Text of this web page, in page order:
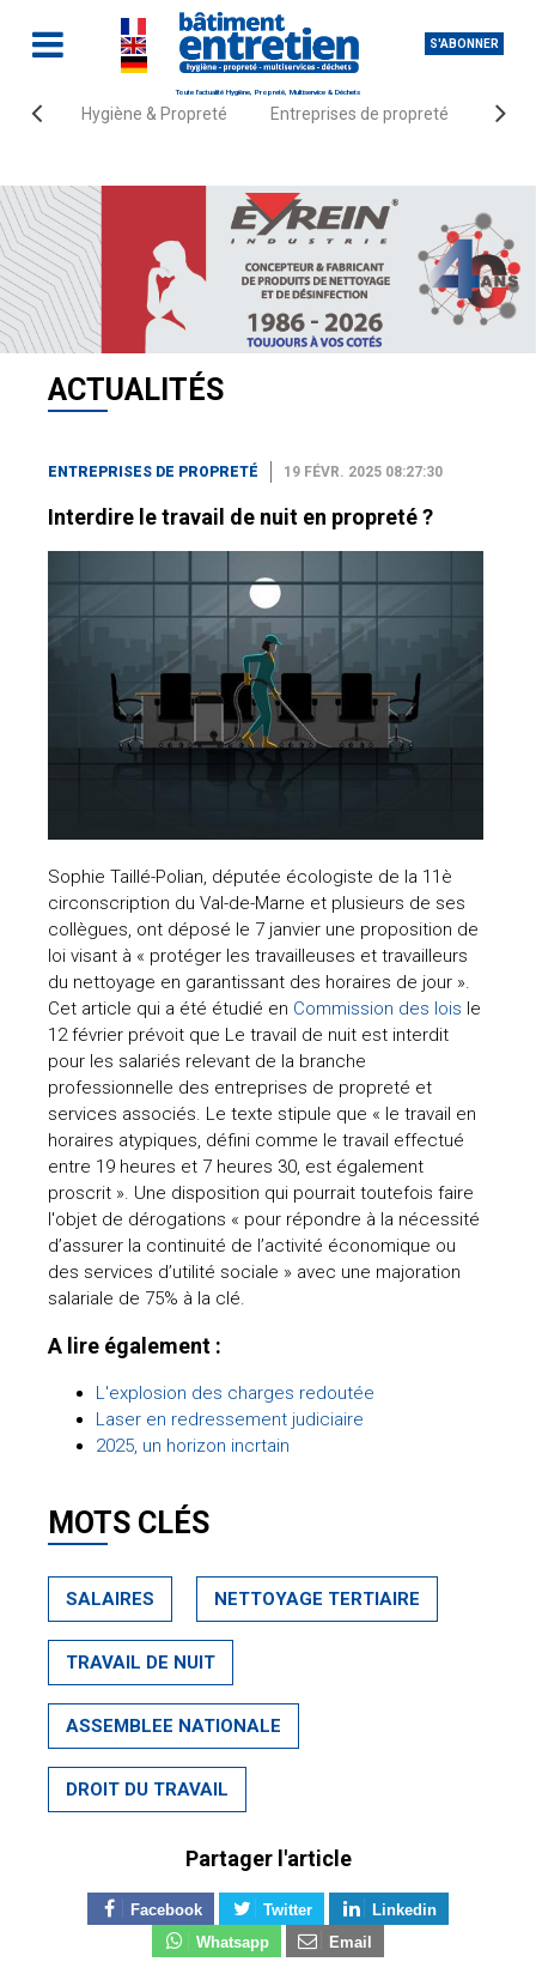
S'ABONNER
Toute l'actualité Hygiène, Propreté, Multiservice & Déchets
Hygiène & Propreté Entreprises de propreté
Accueil Actualités Entreprises de propreté
ACTUALITÉS
ENTREPRISES DE PROPRETÉ 19 FÉVR. 2025 08:27:30
Interdire le travail de nuit en propreté ?
Sophie Taillé-Polian, députée écologiste de la 11è
circonscription du Val-de-Marne et plusieurs de ses
collègues, ont déposé le 7 janvier une proposition de
loi visant à « protéger les travailleuses et travailleurs
du nettoyage en garantissant des horaires de jour ».
Cet article qui a été étudié en Commission des lois le
12 février prévoit que Le travail de nuit est interdit
pour les salariés relevant de la branche
professionnelle des entreprises de propreté et
services associés. Le texte stipule que « le travail en
horaires atypiques, défini comme le travail effectué
entre 19 heures et 7 heures 30, est également
proscrit ». Une disposition qui pourrait toutefois faire
l'objet de dérogations « pour répondre à la nécessité
d’assurer la continuité de l’activité économique ou
des services d’utilité sociale » avec une majoration
salariale de 75% à la clé.
A lire également :
L'explosion des charges redoutée
Laser en redressement judiciaire
2025, un horizon incrtain
MOTS CLÉS
SALAIRES NETTOYAGE TERTIAIRE
TRAVAIL DE NUIT
ASSEMBLEE NATIONALE
DROIT DU TRAVAIL
Partager l'article
Facebook Twitter
Linkedin
Whatsapp
Email